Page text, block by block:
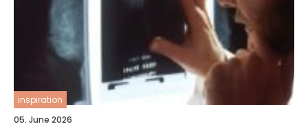
inspiration
05. June 2026